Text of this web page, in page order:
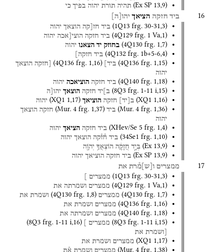
(Ex SP 13,9) תהיה תורת יהוה בפיך כי
16 ביד חזקה הציאך יהו ה
(1Q13 frg. 30-31,3) ביד חז[קה הוצאך יהוה
(4Q129 frg. 1 Va,1) ביד חזקה הוצי[אכה יהוה
(4Q130 frg. 1,7) בחוזק יד הצאנו יהוה
(4Q132 frg. 1b+5-6,4) ביד חזקה]
(4Q136 frg. 1,15) ביד] (4Q136 frg. 1,16) [חזקה הוצאך
יהוה
(4Q140 frg. 1,18) ביד חזקה הוציאכה יהוה
(8Q3 frg. 1-11 i,15) ב]יד חזקה הוצאך יהו[ה
(XQ1 1,16) ב יד חזקה הוציאך (XQ1 1,17) יהוה
(Mur. 4 frg. 1,36) ביד (Mur. 4 frg. 1,37) חזקה הוצאך
יהוה
(XHev/Se 5 frg. 1,4) ביד חזקה הציאך יהוה
(34Se1 frg. 1,10) ביד ח֯ז֯קה הוצאך יהוה
(Ex 13,9) בְּיָ֣ד חֲזָקָ֔ה הוֹצִֽאֲךָ֥ יְהֹוָ֖ה
(Ex SP 13,9) ביד חזקה הוציאך יהוה
17 ממצרים ו ש מ֯רת את
(1Q13 frg. 30-31,3) ממצרים
(4Q129 frg. 1 Va,1) ממצרים ושמרתה את
(4Q130 frg. 1,7) ממצרים (4Q130 frg. 1,8) ושמרת את
(4Q136 frg. 1,16) ממצרים ושמרת את
(4Q140 frg. 1,18) ממצרים ושמרתה את
(8Q3 frg. 1-11 i,15) ממצרים (8Q3 frg. 1-11 i,16)
[ושמרת את
(XQ1 1,17) ממצרים ושמרת את
(Mur. 4 frg. 1,38) ממצרים ושמרת א֯ת